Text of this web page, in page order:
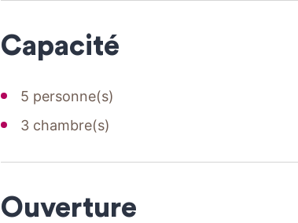
Capacité
5 personne(s)
3 chambre(s)
Ouverture